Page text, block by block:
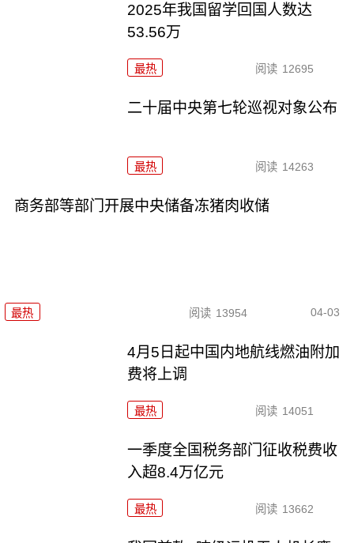
2025年我国留学回国人数达
53.56万
最热 阅读 12695
二十届中央第七轮巡视对象公布
最热 阅读 14263
商务部等部门开展中央储备冻猪肉收储
最热 阅读 13954 04-03
4月5日起中国内地航线燃油附加
费将上调
最热 阅读 14051
一季度全国税务部门征收税费收
入超8.4万亿元
最热 阅读 13662